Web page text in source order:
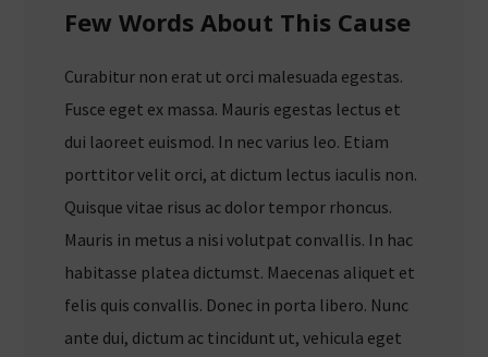
Few Words About This Cause
Curabitur non erat ut orci malesuada egestas.
Fusce eget ex massa. Mauris egestas lectus et
dui laoreet euismod. In nec varius leo. Etiam
porttitor velit orci, at dictum lectus iaculis non.
Quisque vitae risus ac dolor tempor rhoncus.
Mauris in metus a nisi volutpat convallis. In hac
habitasse platea dictumst. Maecenas aliquet et
felis quis convallis. Donec in porta libero. Nunc
ante dui, dictum ac tincidunt ut, vehicula eget